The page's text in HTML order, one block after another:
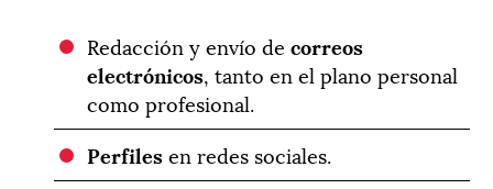
Redacción y envío decorreos
electrónicos, tanto en el plano personal
como profesional.
Perfilesen redes sociales.